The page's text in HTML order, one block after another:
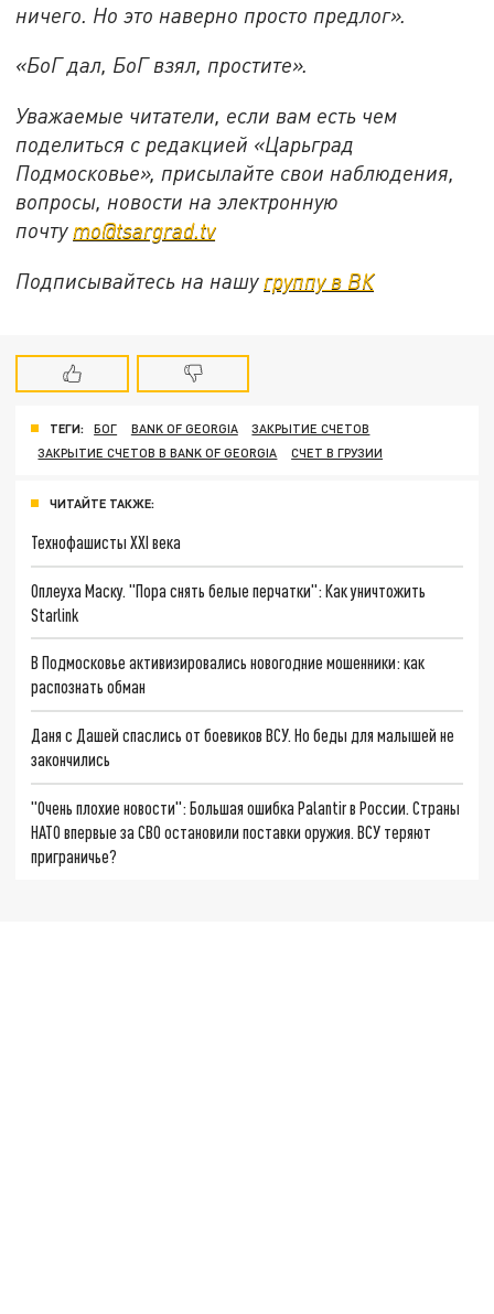
ничего. Но это наверно просто предлог».
«БоГ дал, БоГ взял, простите».
Уважаемые читатели, если вам есть чем
поделиться с редакцией «Царьград
Подмосковье», присылайте свои наблюдения,
вопросы, новости на электронную
почту mo@tsargrad.tv
Подписывайтесь на нашу группу в ВК
ТЕГИ: БОГ BANK OF GEORGIA
ЗАКРЫТИЕ СЧЕТОВ
ЗАКРЫТИЕ СЧЕТОВ В BANK OF GEORGIA
СЧЕТ В ГРУЗИИ
ЧИТАЙТЕ ТАКЖЕ:
Технофашисты XXI века
Оплеуха Маску. "Пора снять белые перчатки": Как уничтожить
Starlink
В Подмосковье активизировались новогодние мошенники: как
распознать обман
Даня с Дашей спаслись от боевиков ВСУ. Но беды для малышей не
закончились
"Очень плохие новости": Большая ошибка Palantir в России. Страны
НАТО впервые за СВО остановили поставки оружия. ВСУ теряют
приграничье?